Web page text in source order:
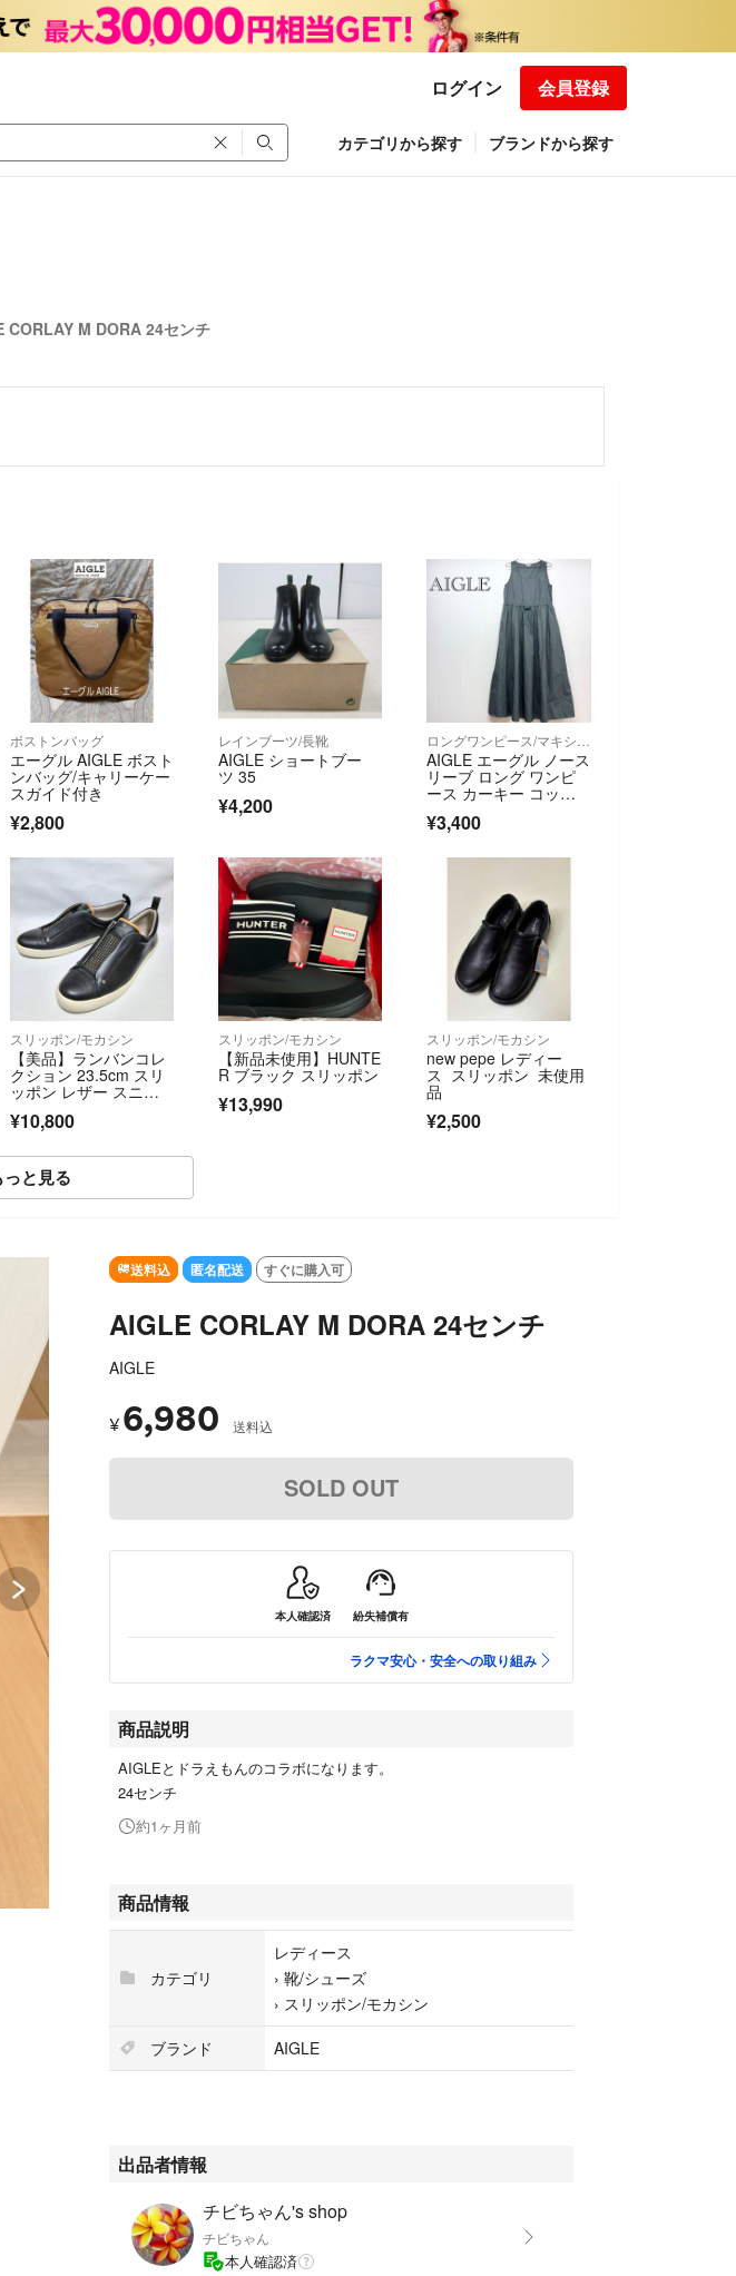
ログイン 会員登録
カテゴリから探す ブランドから探す
CORLAY M DORA 24センチ
ボストンバッグ
エーグル AIGLE ボスト
ンバッグ/キャリーケー
スガイド付き
¥2,800
レインブーツ/長靴
AIGLE ショートブー
ツ 35
¥4,200
AIGLE エーグル ノース
リーブ ロング ワンピ
ース カーキー コット
ン 無地
¥3,400
スリッポン/モカシン
【美品】ランバンコレ
クション 23.5cm スリ
ッポン レザー スニー
¥10,800
スリッポン/モカシン
【新品未使用】HUNTE
R ブラック スリッポン
¥13,990
スリッポン/モカシン
new pepe レディー
ス スリッポン 未使用
品
¥2,500
と見る
送料込 匿名配送 すぐに購入可
AIGLE CORLAY M DORA 24センチ
AIGLE
¥ 6,980 送料込
SOLD OUT
本人確認済 紛失補償有
ラクマ安心・安全への取り組み
商品説明
AIGLEとドラえもんのコラボになります。
24センチ
約1ヶ月前
商品情報
カテゴリ
レディース
› 靴/シューズ
› スリッポン/モカシン
ブランド
AIGLE
出品者情報
チビちゃん's shop
チビちゃん
本人確認済